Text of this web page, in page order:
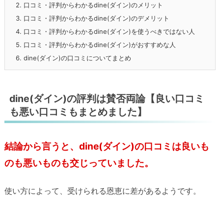
2. 口コミ・評判からわかるdine(ダイン)のメリット
3. 口コミ・評判からわかるdine(ダイン)のデメリット
4. 口コミ・評判からわかるdine(ダイン)を使うべきではない人
5. 口コミ・評判からわかるdine(ダイン)がおすすめな人
6. dine(ダイン)の口コミについてまとめ
dine(ダイン)の評判は賛否両論【良い口コミ
も悪い口コミもまとめました】
結論から言うと、dine(ダイン)の口コミは良いも
のも悪いものも交じっていました。
使い方によって、受けられる恩恵に差があるようです。